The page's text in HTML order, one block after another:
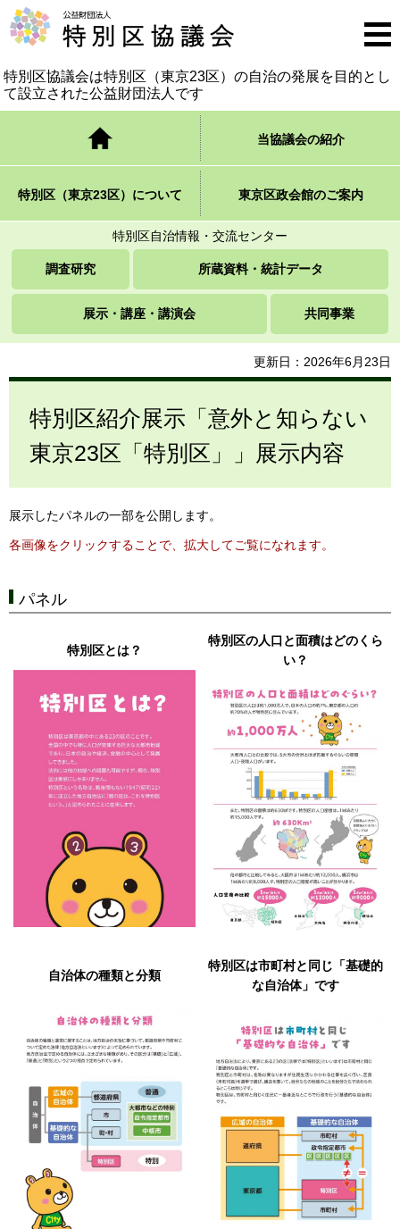
公益財団法人 特別区協議会
特別区協議会は特別区（東京23区）の自治の発展を 目的とし
て設立された公益財団法人です
メニ
ュー
トップページ 当協議会の紹介
特別区（東京23区）について 東京区政会館のご案内
特別区自治情報・交流センター
調査研究 所蔵資料・統計データ
展示・講座・講演会 共同事業
更新日：2026年6月23日
特別区紹介展示「意外と知らない
東京23区「特別区」」展示内容
展示したパネルの一部を公開します。
各画像をクリックすることで、拡大してご覧になれます。
パネル
特別区とは？
特別区の人口と面積はどのくら
い？
自治体の種類と分類
特別区は市町村と同じ「基礎的
な自治体」です